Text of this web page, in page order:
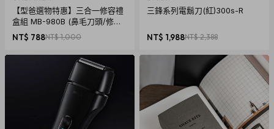
【型爸選物特惠】三合一修容禮
盒組 MB-980B (鼻毛刀頭/修鬍
刀頭/修容刀頭/男友禮物/情人節
禮物/情人節)
NT$ 788NT$ 1,000
三鋒系列電鬍刀(紅)300s-R
NT$ 1,988NT$ 2,388